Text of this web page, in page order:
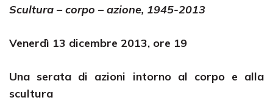
Scultura – corpo – azione, 1945-2013
Venerdì 13 dicembre 2013, ore 19
Una serata di azioni intorno al corpo e alla
scultura